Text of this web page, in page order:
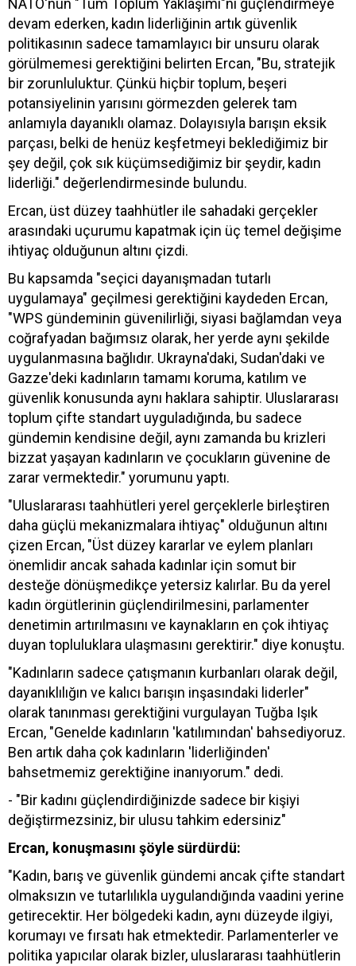
NATO'nun "Tüm Toplum Yaklaşımı"nı güçlendirmeye
devam ederken, kadın liderliğinin artık güvenlik
politikasının sadece tamamlayıcı bir unsuru olarak
görülmemesi gerektiğini belirten Ercan, "Bu, stratejik
bir zorunluluktur. Çünkü hiçbir toplum, beşeri
potansiyelinin yarısını görmezden gelerek tam
anlamıyla dayanıklı olamaz. Dolayısıyla barışın eksik
parçası, belki de henüz keşfetmeyi beklediğimiz bir
şey değil, çok sık küçümsediğimiz bir şeydir, kadın
liderliği." değerlendirmesinde bulundu.
Ercan, üst düzey taahhütler ile sahadaki gerçekler
arasındaki uçurumu kapatmak için üç temel değişime
ihtiyaç olduğunun altını çizdi.
Bu kapsamda "seçici dayanışmadan tutarlı
uygulamaya" geçilmesi gerektiğini kaydeden Ercan,
"WPS gündeminin güvenilirliği, siyasi bağlamdan veya
coğrafyadan bağımsız olarak, her yerde aynı şekilde
uygulanmasına bağlıdır. Ukrayna'daki, Sudan'daki ve
Gazze'deki kadınların tamamı koruma, katılım ve
güvenlik konusunda aynı haklara sahiptir. Uluslararası
toplum çifte standart uyguladığında, bu sadece
gündemin kendisine değil, aynı zamanda bu krizleri
bizzat yaşayan kadınların ve çocukların güvenine de
zarar vermektedir." yorumunu yaptı.
"Uluslararası taahhütleri yerel gerçeklerle birleştiren
daha güçlü mekanizmalara ihtiyaç" olduğunun altını
çizen Ercan, "Üst düzey kararlar ve eylem planları
önemlidir ancak sahada kadınlar için somut bir
desteğe dönüşmedikçe yetersiz kalırlar. Bu da yerel
kadın örgütlerinin güçlendirilmesini, parlamenter
denetimin artırılmasını ve kaynakların en çok ihtiyaç
duyan topluluklara ulaşmasını gerektirir." diye konuştu.
"Kadınların sadece çatışmanın kurbanları olarak değil,
dayanıklılığın ve kalıcı barışın inşasındaki liderler"
olarak tanınması gerektiğini vurgulayan Tuğba Işık
Ercan, "Genelde kadınların 'katılımından' bahsediyoruz.
Ben artık daha çok kadınların 'liderliğinden'
bahsetmemiz gerektiğine inanıyorum." dedi.
- "Bir kadını güçlendirdiğinizde sadece bir kişiyi
değiştirmezsiniz, bir ulusu tahkim edersiniz"
Ercan, konuşmasını şöyle sürdürdü:
"Kadın, barış ve güvenlik gündemi ancak çifte standart
olmaksızın ve tutarlılıkla uygulandığında vaadini yerine
getirecektir. Her bölgedeki kadın, aynı düzeyde ilgiyi,
korumayı ve fırsatı hak etmektedir. Parlamenterler ve
politika yapıcılar olarak bizler, uluslararası taahhütlerin